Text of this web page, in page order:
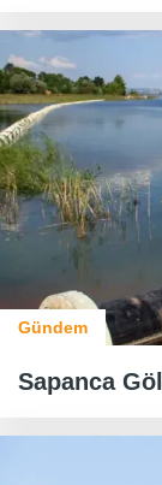
Gündem
Sapanca